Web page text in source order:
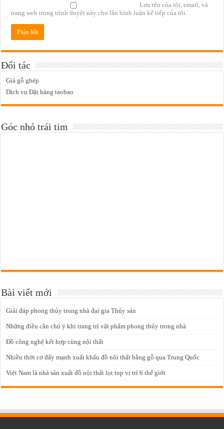
Lưu tên của tôi, email, và
trang web trong trình duyệt này cho lần bình luận kế tiếp của tôi.
Đối tác
Giá gỗ ghép
Dịch vụ Đặt hàng taobao
Góc nhỏ trái tim
Bài viết mới
Giải đáp phong thủy trong nhà đại gia Thủy sản
Những điều cần chú ý khi trang trí vật phẩm phong thủy trong nhà
Đồ công nghệ kết hợp cùng nội thất
Nhiều thời cơ đẩy mạnh xuất khẩu đồ nội thất bằng gỗ qua Trung Quốc
Việt Nam là nhà sản xuất đồ nội thất lọt top vị trí 6 thế giới